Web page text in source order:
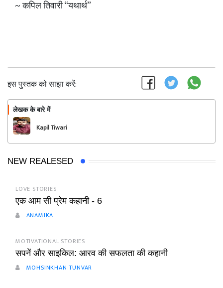
~ कपिल तिवारी “यथार्थ”
इस पुस्तक को साझा करें:
लेखक के बारे में
Kapil Tiwari
NEW REALESED
LOVE STORIES
एक आम सी प्रेम कहानी - 6
ANAMIKA
MOTIVATIONAL STORIES
सपनें और साइकिल: आरव की सफलता की कहानी
MOHSINKHAN TUNVAR